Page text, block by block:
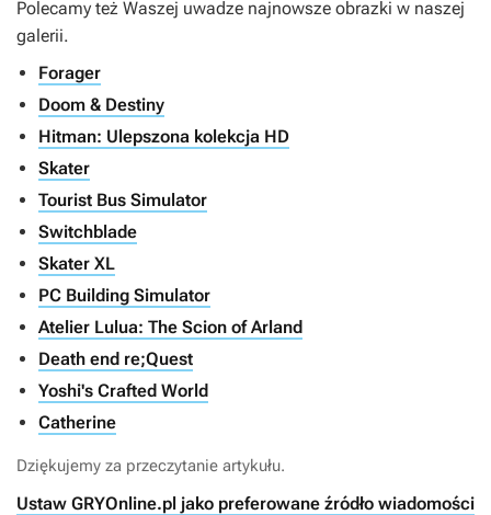
Polecamy też Waszej uwadze najnowsze obrazki w naszej
galerii.
Forager
Doom & Destiny
Hitman: Ulepszona kolekcja HD
Skater
Tourist Bus Simulator
Switchblade
Skater XL
PC Building Simulator
Atelier Lulua: The Scion of Arland
Death end re;Quest
Yoshi's Crafted World
Catherine
Dziękujemy za przeczytanie artykułu.
Ustaw GRYOnline.pl jako preferowane źródło wiadomości